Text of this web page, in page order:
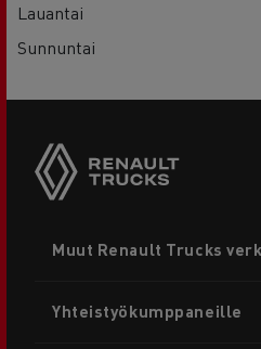
Lauantai
Sunnuntai
menu
Muut Renault Trucks
Yhteistyökumppaneille